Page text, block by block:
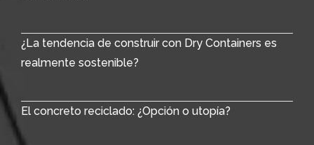
¿La tendencia de construir con Dry Containers es
realmente sostenible?
El concreto reciclado: ¿Opción o utopía?